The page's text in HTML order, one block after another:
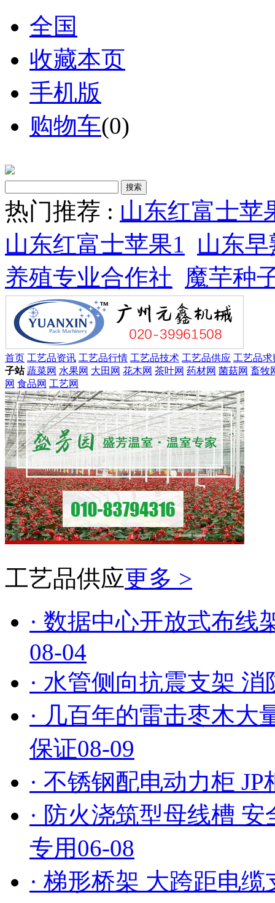
全国
收藏本页
手机版
购物车(0)
热门推荐 : 山东红富士苹
山东红富士苹果1
山东
养殖专业合作社
魔芋种
首页 工艺品资讯 工艺品行情 工艺品技术 工艺品供应 工艺品求
子站 蔬菜网 水果网 大田网 花木网 茶叶网 药材网 菌菇网 畜牧
网 食品网 工艺网
工艺品供应更多 >
· 数据中心开放式布线
08-04
· 水管侧向抗震支架
· 几百年的雷击枣木大
保证08-09
· 不锈钢配电动力柜
· 防火浇筑型母线槽
专用06-08
· 梯形桥架 大跨距电